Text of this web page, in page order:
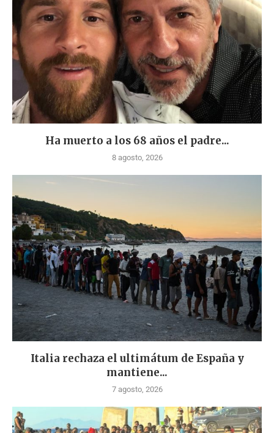
Ha muerto a los 68 años el padre...
8 agosto, 2026
Italia rechaza el ultimátum de España y
mantiene...
7 agosto, 2026